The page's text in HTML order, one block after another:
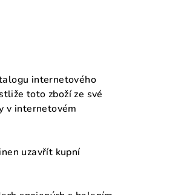
internetového
toto zboží ze své
v internetovém
uzavřít kupní